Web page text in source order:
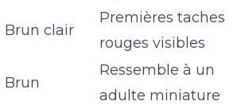
Brun clair
Premières taches
rouges visibles
Brun
Ressemble à un
adulte miniature